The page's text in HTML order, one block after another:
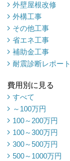
外壁屋根改修
外構工事
その他工事
省エネ工事
補助金工事
耐震診断レポート
費用別に見る
すべて
～100万円
100～200万円
100～300万円
300～500万円
500～1000万円